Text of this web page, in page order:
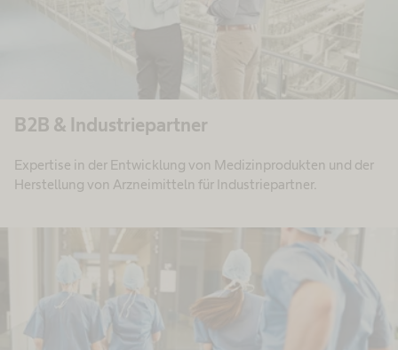
B2B & Industriepartner
Expertise in der Entwicklung von Medizinprodukten und der
Herstellung von Arzneimitteln für Industriepartner.